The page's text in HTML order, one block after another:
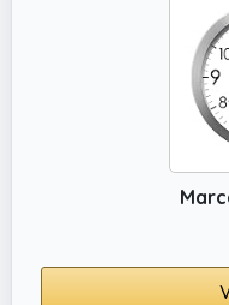
para colgar y
en poco tiempo.
✔️ Disfruta de un
tranquilo con
silencioso de
con un
garantiza que
proporcionando